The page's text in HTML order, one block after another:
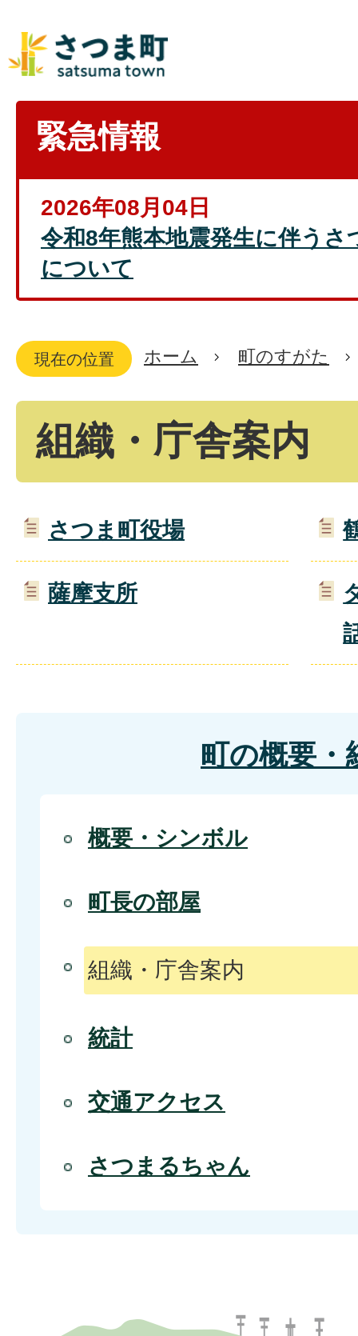
緊急情報
2026年08月04日
令和8年熊本地震発生に伴うさ
について
現在の位置 ホーム 町のすがた
組織・庁舎案内
さつま町役場
薩摩支所
町の概要・
概要・シンボル
町長の部屋
組織・庁舎案内
統計
交通アクセス
さつまるちゃん